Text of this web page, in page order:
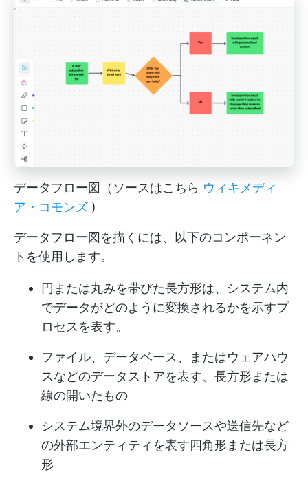
データフロー図（ソースはこちら ウィキメディ
ア・コモンズ )
データフロー図を描くには、以下のコンポーネン
トを使用します。
円または丸みを帯びた長方形は、システム内
でデータがどのように変換されるかを示すプ
ロセスを表す。
ファイル、データベース、またはウェアハウ
スなどのデータストアを表す、長方形または
線の開いたもの
システム境界外のデータソースや送信先など
の外部エンティティを表す四角形または長方
形